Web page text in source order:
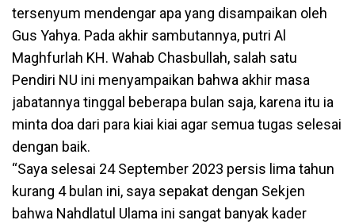
tersenyum mendengar apa yang disampaikan oleh
Gus Yahya. Pada akhir sambutannya, putri Al
Maghfurlah KH. Wahab Chasbullah, salah satu
Pendiri NU ini menyampaikan bahwa akhir masa
jabatannya tinggal beberapa bulan saja, karena itu ia
minta doa dari para kiai kiai agar semua tugas selesai
dengan baik.
“Saya selesai 24 September 2023 persis lima tahun
kurang 4 bulan ini, saya sepakat dengan Sekjen
bahwa Nahdlatul Ulama ini sangat banyak kader